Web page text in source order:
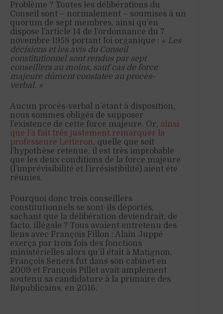
Problème ? Toutes les délibérations du
Conseil sont – normalement – soumises à un
quorum de sept membres, ainsi qu’en
dispose l’article 14 de l’ordonnance du 7
novembre 1958 portant loi organique : « Les
décisions et les avis du Conseil
constitutionnel sont rendus par sept
conseillers au moins, sauf cas de force
majeure dûment constatée au procès-
verbal. »
Aucun procès-verbal n’étant à disposition,
nous sommes obligés de supposer
l’existence de cette force majeure. Or, ainsi
que l’a fait très justement remarquer la
professeure Letteron, quelle que soit
l’hypothèse retenue, il est très improbable
que les deux conditions de la force majeure
(l’imprévisibilité et l’irrésistibilité) aient été
réunies.
Pourquoi donc trois conseillers
constitutionnels se sont-ils déportés,
sachant que la délibération deviendrait, de
facto, illégale ? Tous avaient entretenu des
liens avec François Fillon : Alain Juppé
exerça par trois fois des fonctions
ministérielles alors qu’il était à Matignon,
François Seners fut dans son cabinet en
2009 et François Pillet avait amplement
soutenu sa candidature à la primaire des
Républicains, en 2016.